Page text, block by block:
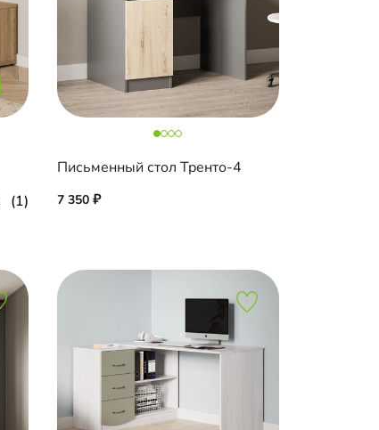
(1)
Письменный стол Тренто-4
7 350